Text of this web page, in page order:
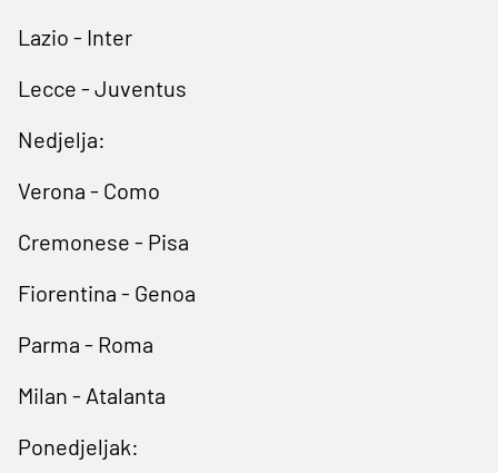
Lazio - Inter
Lecce - Juventus
Nedjelja:
Verona - Como
Cremonese - Pisa
Fiorentina - Genoa
Parma - Roma
Milan - Atalanta
Ponedjeljak: